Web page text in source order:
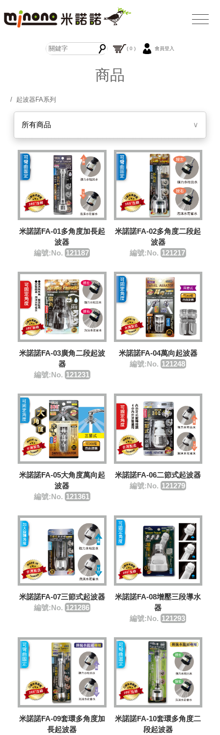
( 0 ) 會員登入
商品
/ 起波器FA系列
所有商品 ∨
米諾諾FA-01多角度加長起
波器
編號:No. 121187
米諾諾FA-02多角度二段起
波器
編號:No. 121217
米諾諾FA-03廣角二段起波
器
編號:No. 121231
米諾諾FA-04萬向起波器
編號:No. 121248
米諾諾FA-05大角度萬向起
波器
編號:No. 121361
米諾諾FA-06二節式起波器
編號:No. 121279
米諾諾FA-07三節式起波器
編號:No. 121286
米諾諾FA-08增壓三段導水
器
編號:No. 121293
米諾諾FA-09套環多角度加
長起波器
米諾諾FA-10套環多角度二
段起波器